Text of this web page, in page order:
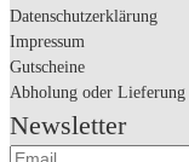
Datenschutzerklärung
Impressum
Gutscheine
Abholung oder Lieferung
Newsletter